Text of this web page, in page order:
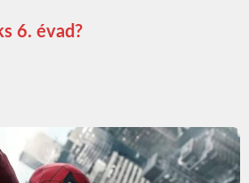
6. évad?